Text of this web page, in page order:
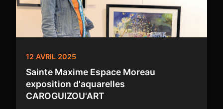
12 AVRIL 2025
Sainte Maxime Espace Moreau
exposition d'aquarelles
CAROGUIZOU'ART